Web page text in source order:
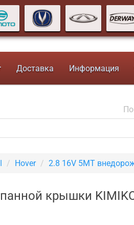
Доставка Информация
Hover 2.8 16V 5MT
крышки